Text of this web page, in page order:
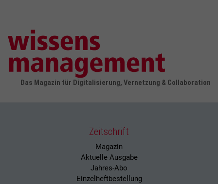
Das Magazin für Digitalisierung, Vernetzung & Collaboration
Zeitschrift
Magazin
Aktuelle Ausgabe
Jahres-Abo
Einzelheftbestellung